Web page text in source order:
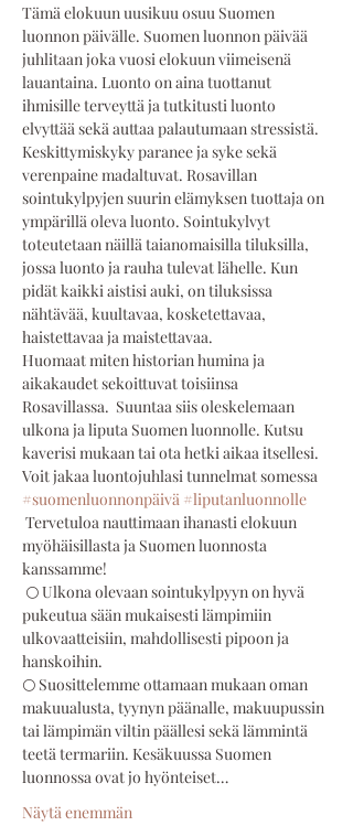
Tämä elokuun uusikuu osuu Suomen
luonnon päivälle. Suomen luonnon päivää
juhlitaan joka vuosi elokuun viimeisenä
lauantaina. Luonto on aina tuottanut
ihmisille terveyttä ja tutkitusti luonto
elvyttää sekä auttaa palautumaan stressistä.
Keskittymiskyky paranee ja syke sekä
verenpaine madaltuvat. Rosavillan
sointukylpyjen suurin elämyksen tuottaja on
ympärillä oleva luonto. Sointukylvyt
toteutetaan näillä taianomaisilla tiluksilla,
jossa luonto ja rauha tulevat lähelle. Kun
pidät kaikki aistisi auki, on tiluksissa
nähtävää, kuultavaa, kosketettavaa,
haistettavaa ja maistettavaa.
Huomaat miten historian humina ja
aikakaudet sekoittuvat toisiinsa
Rosavillassa.  Suuntaa siis oleskelemaan
ulkona ja liputa Suomen luonnolle. Kutsu
kaverisi mukaan tai ota hetki aikaa itsellesi.
Voit jakaa luontojuhlasi tunnelmat somessa
#suomenluonnonpäivä #liputanluonnolle
Tervetuloa nauttimaan ihanasti elokuun
myöhäisillasta ja Suomen luonnosta
kanssamme!
🌕 Ulkona olevaan sointukylpyyn on hyvä
pukeutua sään mukaisesti lämpimiin
ulkovaatteisiin, mahdollisesti pipoon ja
hanskoihin.
🌕 Suosittelemme ottamaan mukaan oman
makuualusta, tyynyn päänalle, makuupussin
tai lämpimän viltin päällesi sekä lämmintä
teetä termariin. Kesäkuussa Suomen
luonnossa ovat jo hyönteiset…
Näytä enemmän